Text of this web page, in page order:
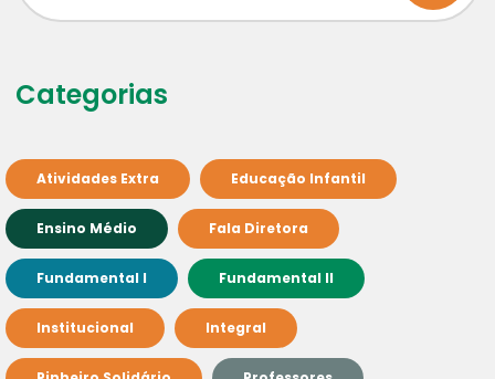
Categorias
Atividades Extra Educação Infantil
Ensino Médio Fala Diretora
Fundamental I Fundamental II
Institucional Integral